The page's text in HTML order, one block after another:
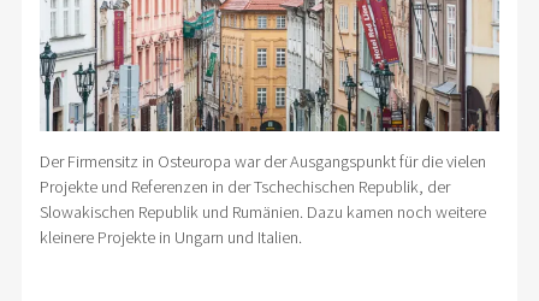
Der Firmensitz in Osteuropa war der Ausgangspunkt für die vielen
Projekte und Referenzen in der Tschechischen Republik, der
Slowakischen Republik und Rumänien. Dazu kamen noch weitere
kleinere Projekte in Ungarn und Italien.